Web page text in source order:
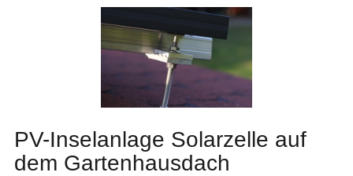
PV-Inselanlage Solarzelle auf
dem Gartenhausdach